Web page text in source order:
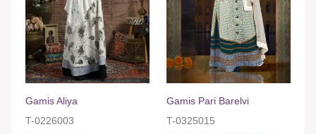
Gamis Aliya
T-0226003
Gamis Pari Barelvi
T-0325015